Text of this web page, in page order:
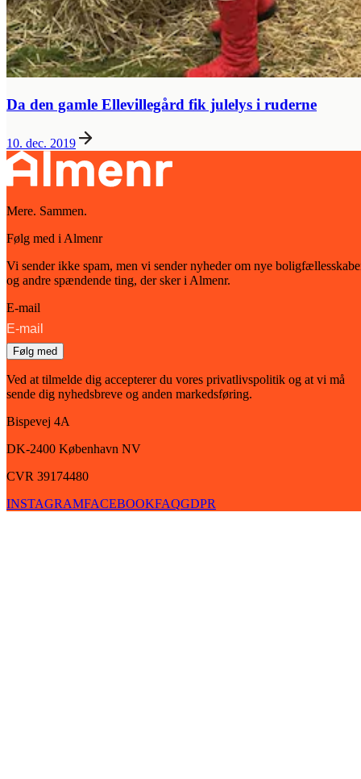
Da den gamle Ellevillegård fik julelys i ruderne
10. dec. 2019
Mere. Sammen.
Følg med i Almenr
Vi sender ikke spam, men vi sender nyheder om nye
og andre spændende ting, der sker i Almenr.
E-mail
Følg med
Ved at tilmelde dig accepterer du vores privatlivspolitik og at vi må
sende dig nyhedsbreve og anden markedsføring.
Bispevej 4A
DK-2400 København NV
CVR 39174480
INSTAGRAMFACEBOOKFAQGDPR